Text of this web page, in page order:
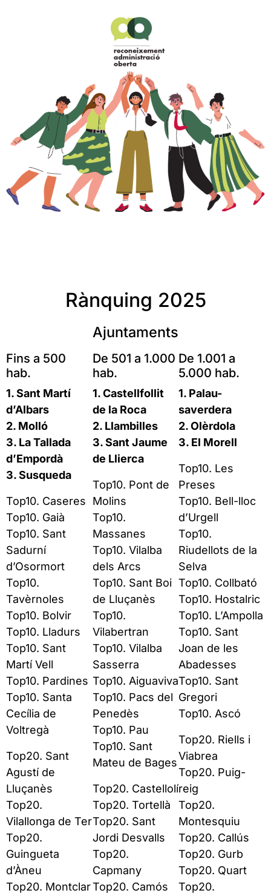
Rànquing 2025
Ajuntaments
Fins a 500
hab.
1. Sant Martí
d’Albars
2. Molló
3. La Tallada
d’Empordà
3. Susqueda
Top10. Caseres
Top10. Gaià
Top10. Sant
Sadurní
d’Osormort
Top10.
Tavèrnoles
Top10. Bolvir
Top10. Lladurs
Top10. Sant
Martí Vell
Top10. Pardines
Top10. Santa
Cecília de
Voltregà
Top20. Sant
Agustí de
Lluçanès
Top20.
Vilallonga de Ter
Top20.
Guingueta
d’Àneu
Top20. Montclar
De 501 a 1.000
hab.
1. Castellfollit
de la Roca
2. Llambilles
3. Sant Jaume
de Llierca
Top10. Pont de
Molins
Top10.
Massanes
Top10. Vilalba
dels Arcs
Top10. Sant Boi
de Lluçanès
Top10.
Vilabertran
Top10. Vilalba
Sasserra
Top10. Aiguaviva
Top10. Pacs del
Penedès
Top10. Pau
Top10. Sant
Mateu de Bages
Top20. Castellolí
Top20. Tortellà
Top20. Sant
Jordi Desvalls
Top20.
Capmany
Top20. Camós
De 1.001 a
5.000 hab.
1. Palau-
saverdera
2. Olèrdola
3. El Morell
Top10. Les
Preses
Top10. Bell-lloc
d’Urgell
Top10.
Riudellots de la
Selva
Top10. Collbató
Top10. Hostalric
Top10. L’Ampolla
Top10. Sant
Joan de les
Abadesses
Top10. Sant
Gregori
Top10. Ascó
Top20. Riells i
Viabrea
Top20. Puig-
reig
Top20.
Montesquiu
Top20. Callús
Top20. Gurb
Top20. Quart
Top20.